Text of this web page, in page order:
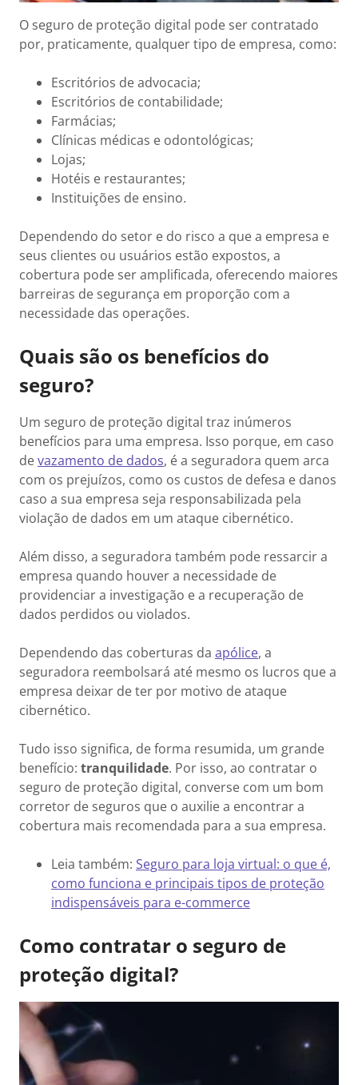
O seguro de proteção digital pode ser contratado
por, praticamente, qualquer tipo de empresa, como:
Escritórios de advocacia;
Escritórios de contabilidade;
Farmácias;
Clínicas médicas e odontológicas;
Lojas;
Hotéis e restaurantes;
Instituições de ensino.
Dependendo do setor e do risco a que a empresa e
seus clientes ou usuários estão expostos, a
cobertura pode ser amplificada, oferecendo maiores
barreiras de segurança em proporção com a
necessidade das operações.
Quais são os benefícios do
seguro?
Um seguro de proteção digital traz inúmeros
benefícios para uma empresa. Isso porque, em caso
devazamento de dados, é a seguradora quem arca
com os prejuízos, como os custos de defesa e danos
caso a sua empresa seja responsabilizada pela
violação de dados em um ataque cibernético.
Além disso, a seguradora também pode ressarcir a
empresa quando houver a necessidade de
providenciar a investigação e a recuperação de
dados perdidos ou violados.
Dependendo das coberturas da apólice, a
seguradora reembolsará até mesmo os lucros que a
empresa deixar de ter por motivo de ataque
cibernético.
Tudo isso significa, de forma resumida, um grande
benefício: tranquilidade. Por isso, ao contratar o
seguro de proteção digital, converse com um bom
corretor de seguros que o auxilie a encontrar a
cobertura mais recomendada para a sua empresa.
Leia também: Seguro para loja virtual: o que é,
como funciona e principais tipos de proteção
indispensáveis para e-commerce
Como contratar o seguro de
proteção digital?